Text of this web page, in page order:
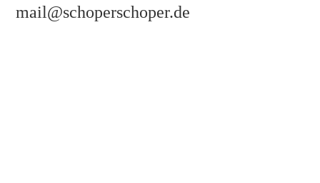
mail@schoperschoper.de